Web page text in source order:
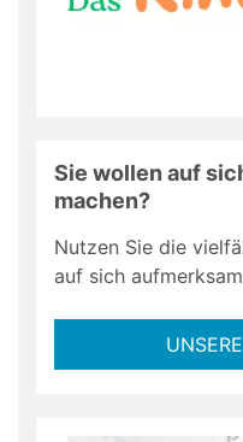
Sie wollen auf
machen?
Nutzen Sie die
auf sich